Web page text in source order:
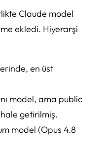
Claude model
ekledi. Hiyerarşi
en üst
model, ama public
getirilmiş.
model (Opus 4.8